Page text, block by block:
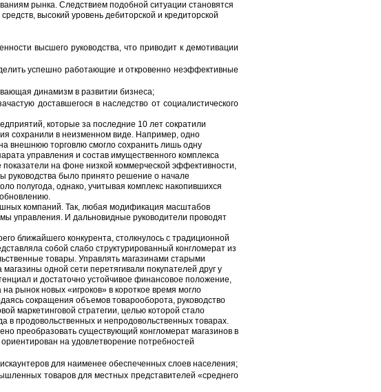
рынка. Следствием подобной ситуации становятся
высокий уровень дебиторской и кредиторской
высшего руководства, что приводит к демотивации
успешно работающие и откровенно неэффективные
динамизм в развитии бизнеса;
доставшегося в наследство от социалистического
которые за последние 10 лет сократили
сохранили в неизменном виде. Например, одно
внешнюю торговлю смогло сохранить лишь одну
управления и состав имущественного комплекса
на фоне низкой коммерческой эффективности,
руководства было принято решение о начале
полугода, однако, учитывая комплекс накопившихся
компаний. Так, любая модификация масштабов
управления. И дальновидные руководители проводят
ближайшего конкурента, столкнулось с традиционной
собой слабо структурированный конгломерат из
товары. Управлять магазинами старыми
одной сети перетягивали покупателей друг у
и достаточно устойчивое финансовое положение,
рынок новых «игроков» в короткое время могло
сокращения объемов товарооборота, руководство
маркетинговой стратегии, целью которой стало
в продовольственных и непродовольственных товарах.
преобразовать существующий конгломерат магазинов в
на удовлетворение потребностей
для наименее обеспеченных слоев населения;
товаров для местных представителей «среднего